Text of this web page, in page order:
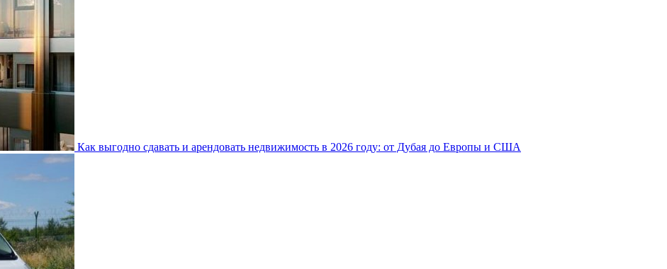
Как выгодно сдавать и арендовать недвижимость в 2026 году: от Дубая до Европы и США